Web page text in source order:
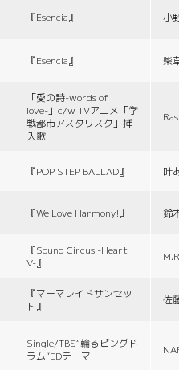
『Esencia』 小
『Esencia』 柴
「愛の詩-words of
love-」c/w TVアニメ「学
戦都市アスタリスク」挿
入歌
『POP STEP BALLAD』 叶
『We Love Harmony!』 鈴
『Sound Circus -Heart
V-』
『マーマレイドサンセッ
ト』
佐
Single/TBS“輪るピングド
ラム”EDテーマ